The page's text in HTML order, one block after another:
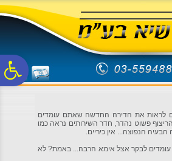
נגישות
אתר
המרכזי
לראות את הדירה החדשה שאתם עומדים
פשוט נהדר, חדר השירותים נראה כמו
הנפוצה... אין כיריים.
עומדים לבקר אצל אימא הרבה... באמת? לא